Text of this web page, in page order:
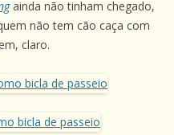
ainda não tinham chegado,
não tem cão caça com
claro.